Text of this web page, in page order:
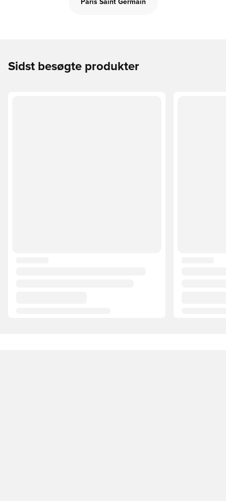
Paris Saint Germain
Sidst besøgte produkter